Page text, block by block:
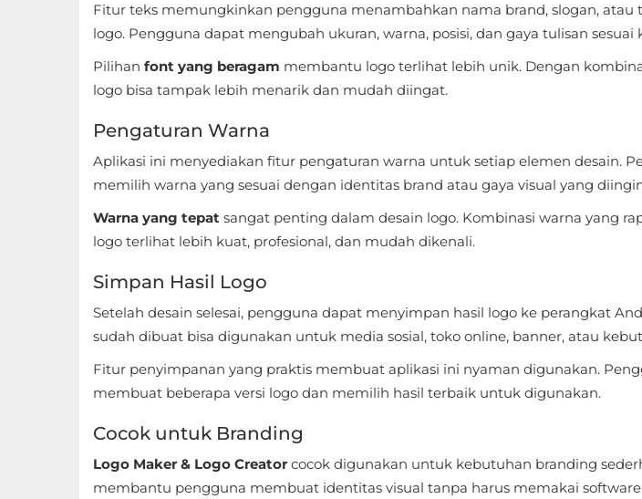
Communication
Education
Entertainment
Fitur teks memungkinkan pengguna menambahkan nama brand, slogan, atau
logo. Pengguna dapat mengubah ukuran, warna, posisi, dan gaya tulisan sesuai
Pilihan font yang beragam membantu logo terlihat lebih unik. Dengan
logo bisa tampak lebih menarik dan mudah diingat.
Pengaturan Warna
Aplikasi ini menyediakan fitur pengaturan warna untuk setiap elemen desain.
memilih warna yang sesuai dengan identitas brand atau gaya visual yang
Warna yang tepat sangat penting dalam desain logo. Kombinasi warna yang
logo terlihat lebih kuat, profesional, dan mudah dikenali.
Simpan Hasil Logo
Setelah desain selesai, pengguna dapat menyimpan hasil logo ke perangkat
sudah dibuat bisa digunakan untuk media sosial, toko online, banner, atau
Fitur penyimpanan yang praktis membuat aplikasi ini nyaman digunakan.
membuat beberapa versi logo dan memilih hasil terbaik untuk digunakan.
Cocok untuk Branding
Logo Maker & Logo Creator cocok digunakan untuk kebutuhan branding
membantu pengguna membuat identitas visual tanpa harus memakai